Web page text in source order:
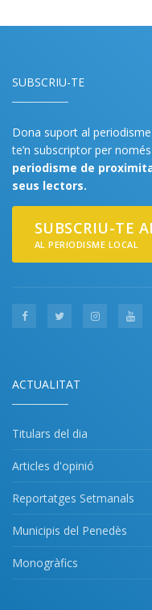
SUBSCRIU-TE
Dona suport al
te’n subscriptor per
periodisme de
seus lectors.
SUBSCRIU-TE
AL PERIODISME LOCAL
ACTUALITAT
Titulars del dia
Articles d'opinió
Reportatges Setmanals
Municipis del Penedès
Monogràfics